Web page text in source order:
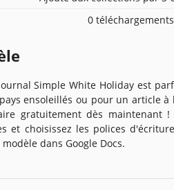
0
Simple White Holiday est
ensoleillés ou pour un article à
gratuitement dès maintenant !
et choisissez les polices
dans Google Docs.